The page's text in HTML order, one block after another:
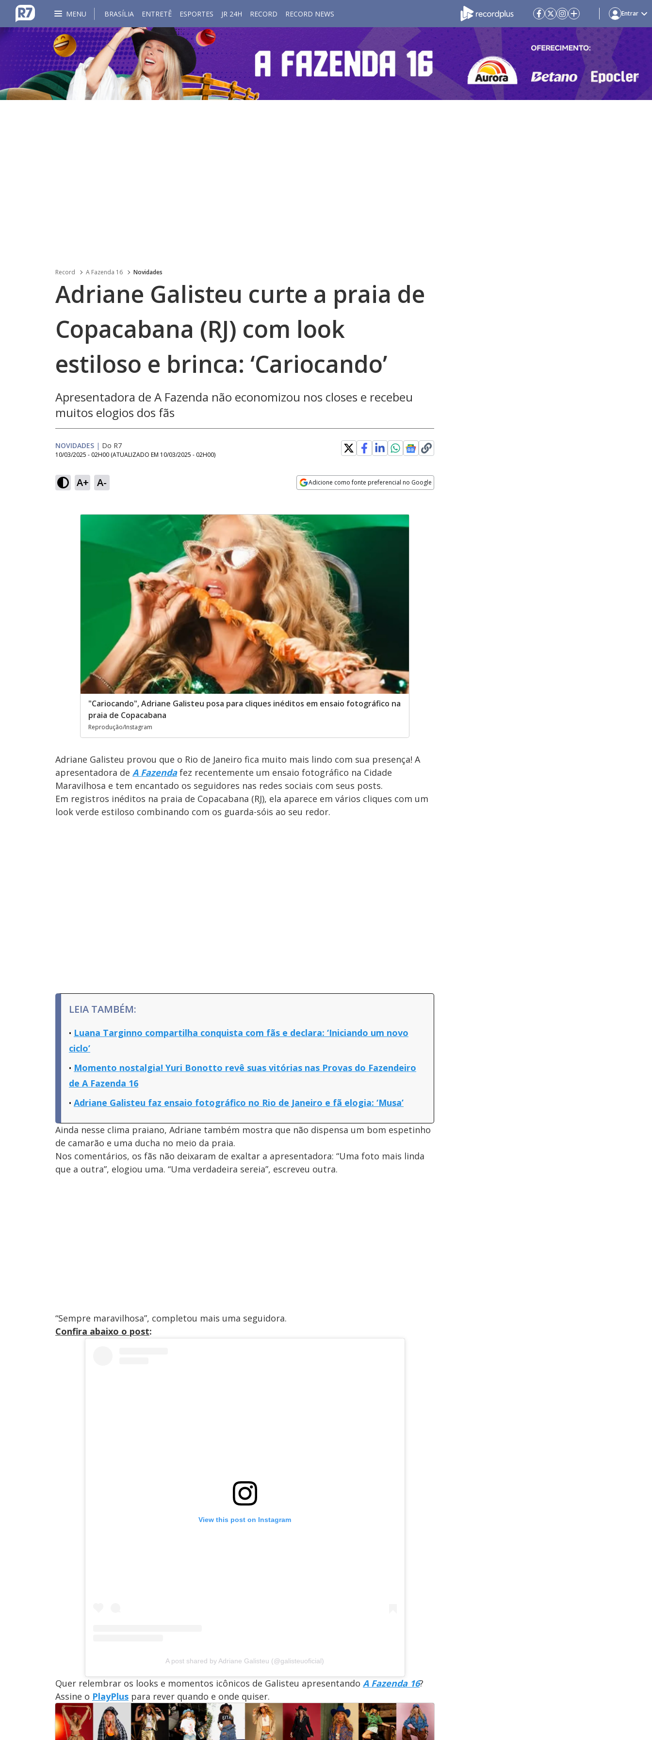
MENU BRASÍLIA ENTRETÊ ESPORTES JR 24H RECORD RECORD NEWS Entrar
Record A Fazenda 16 Novidades
Adriane Galisteu curte a praia de
Copacabana (RJ) com look
estiloso e brinca: ‘Cariocando’
Apresentadora de A Fazenda não economizou nos closes e recebeu
muitos elogios dos fãs
NOVIDADES | Do R7
10/03/2025 - 02H00 (ATUALIZADO EM 10/03/2025 - 02H00)
A+ A- Adicione como fonte preferencial no Google
"Cariocando", Adriane Galisteu posa para cliques inéditos em ensaio fotográfico na
praia de Copacabana
Reprodução/Instagram
Adriane Galisteu provou que o Rio de Janeiro fica muito mais lindo com sua presença! A
apresentadora de A Fazendafez recentemente um ensaio fotográfico na Cidade
Maravilhosa e tem encantado os seguidores nas redes sociais com seus posts.
Em registros inéditos na praia de Copacabana (RJ), ela aparece em vários cliques com um
look verde estiloso combinando com os guarda-sóis ao seu redor.
LEIA TAMBÉM:
Luana Targinno compartilha conquista com fãs e declara: ‘Iniciando um novo
ciclo’
Momento nostalgia! Yuri Bonotto revê suas vitórias nas Provas do Fazendeiro
de A Fazenda 16
Adriane Galisteu faz ensaio fotográfico no Rio de Janeiro e fã elogia: ‘Musa’
Ainda nesse clima praiano, Adriane também mostra que não dispensa um bom espetinho
de camarão e uma ducha no meio da praia.
Nos comentários, os fãs não deixaram de exaltar a apresentadora: “Uma foto mais linda
que a outra”, elogiou uma. “Uma verdadeira sereia”, escreveu outra.
“Sempre maravilhosa”, completou mais uma seguidora.
Confira abaixo o post:
View this post on Instagram
A post shared by Adriane Galisteu (@galisteuoficial)
Quer relembrar os looks e momentos icônicos de Galisteu apresentando A Fazenda 16?
Assine o PlayPlus para rever quando e onde quiser.